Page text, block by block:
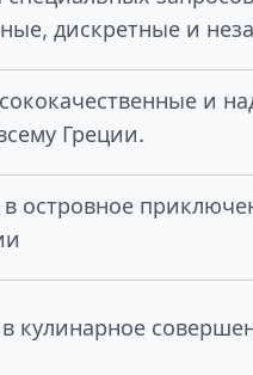
дискретные и
и
Греции.
в островное
в кулинарное